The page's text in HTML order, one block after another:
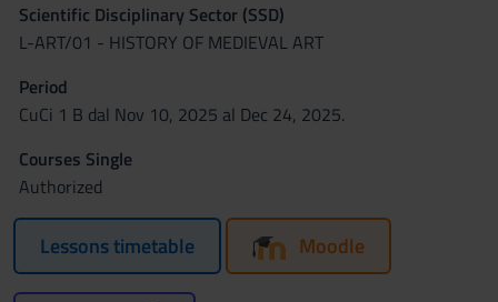
Scientific Disciplinary Sector (SSD)
L-ART/01 - HISTORY OF MEDIEVAL ART
Period
CuCi 1 B dal Nov 10, 2025 al Dec 24, 2025.
Courses Single
Authorized
Lessons timetable Moodle